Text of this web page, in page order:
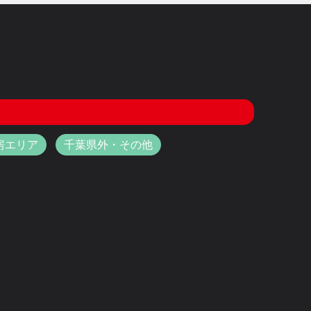
エリア 千葉県外・その他